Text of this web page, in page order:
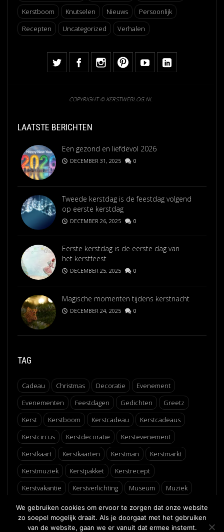
Kerstboom
Knutselen Nieuws
Persoonlijk
Recepten
Uncategorized Verhalen
COPYRIGHT © KERSTWEBLOG.NL
LAATSTE BERICHTEN
Een gezond en liefdevol 2026
DECEMBER 31, 2025 0
Tweede kerstdag is de feestdag volgend
op eerste kerstdag
DECEMBER 26, 2025 0
Eerste kerstdag is de eerste dag van
het kerstfeest
DECEMBER 25, 2025 0
Magische momenten tijdens kerstnacht
DECEMBER 24, 2025 0
TAG
Cadeau Christmas Decoratie
Evenement
Evenementen
Feestdagen Gedichten
Greetz
Kerst
Kerstboom Kerstcadeau
Kerstcadeaus
Kerstcircus
Kerstdecoratie
Kerstevenement
Kerstkaart
Kerstkaarten Kerstman
Kerstmarkt
Kerstmuziek
Kerstpakket
Kerstrecept
Kerstvakantie
Kerstverlichting Museum
Muziek
Recept
Schaatsen Winter Winterfair
We gebruiken cookies om ervoor te zorgen dat onze website
zo soepel mogelijk draait. Als je doorgaat met het gebruiken
van de website, gaan we er vanuit dat ermee instemt.